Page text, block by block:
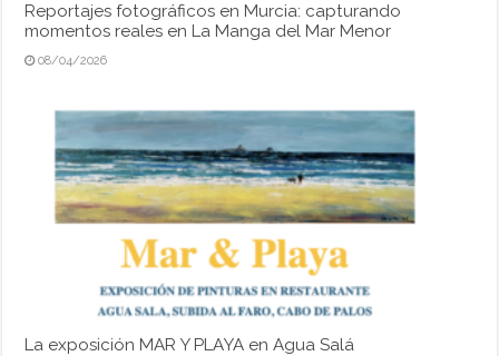
Reportajes fotográficos en Murcia: capturando
momentos reales en La Manga del Mar Menor
08/04/2026
La exposición MAR Y PLAYA en Agua Salá